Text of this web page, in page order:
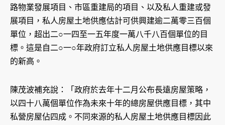
路物業發展項目、市區重建局的項目、以及私人重建或發
展項目，私人房屋土地供應估計可供興建逾二萬零三百個
單位，超出二○一四至一五年度一萬八千八百個單位的目
標。這是自二○一○年政府訂立私人房屋土地供應目標以來
的新高。
陳茂波補充說：「政府於去年十二月公布長遠房屋策略，
以四十八萬個單位作為未來十年的總房屋供應目標，其中
私營房屋佔四成。不同來源的私人房屋土地供應目標因此